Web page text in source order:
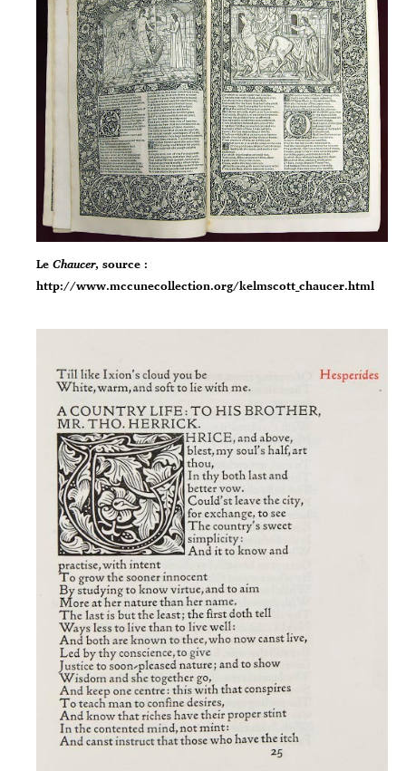
LeChaucer, source :
http://www.mccunecollection.org/kelmscott_chaucer.html